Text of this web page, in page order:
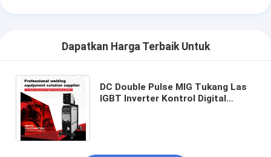
Dapatkan Harga Terbaik Untuk
DC Double Pulse MIG Tukang Las
IGBT Inverter Kontrol Digital